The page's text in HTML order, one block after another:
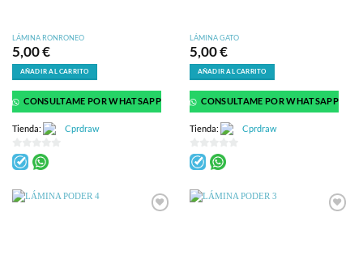
LÁMINA RONRONEO
5,00€
AÑADIR AL CARRITO
CONSULTAME POR WHATSAPP
Tienda: Cprdraw
0
de
LÁMINA GATO
5,00€
AÑADIR AL CARRITO
CONSULTAME POR WHATSAPP
Tienda: Cprdraw
0
de